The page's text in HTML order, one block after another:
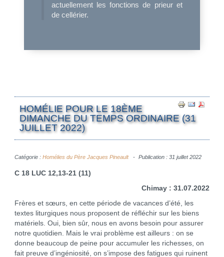
actuellement les fonctions de prieur et
de cellérier.
HOMÉLIE POUR LE 18ÈME
DIMANCHE DU TEMPS ORDINAIRE (31
JUILLET 2022)
Catégorie : Homélies du Père Jacques Pineault Publication : 31 juillet 2022
C 18 LUC 12,13-21 (11)
Chimay : 31.07.2022
Frères et sœurs, en cette période de vacances d’été, les
textes liturgiques nous proposent de réfléchir sur les biens
matériels. Oui, bien sûr, nous en avons besoin pour assurer
notre quotidien. Mais le vrai problème est ailleurs : on se
donne beaucoup de peine pour accumuler les richesses, on
fait preuve d’ingéniosité, on s’impose des fatigues qui ruinent